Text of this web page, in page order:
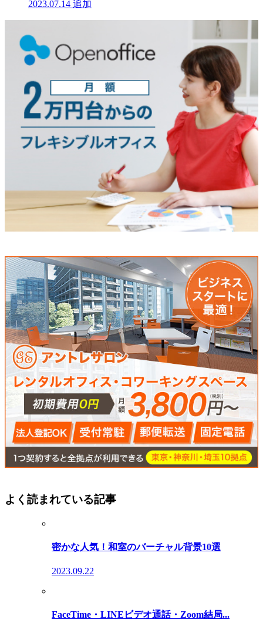
2023.07.14 追加
よく読まれている記事
密かな人気！和室のバーチャル背景10選
2023.09.22
FaceTime・LINEビデオ通話・Zoom結局...